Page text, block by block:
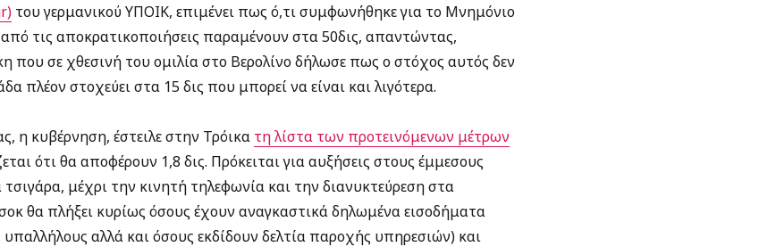
του γερμανικού ΥΠΟΙΚ, επιμένει πως ό,τι συμφωνήθηκε για το Μνημόνιο
από τις αποκρατικοποιήσεις παραμένουν στα 50δις, απαντώντας,
που σε χθεσινή του ομιλία στο Βερολίνο δήλωσε πως ο στόχος αυτός δεν
πλέον στοχεύει στα 15 δις που μπορεί να είναι και λιγότερα.
η κυβέρνηση, έστειλε στην Τρόικα τη λίστα των προτεινόμενων μέτρων
ότι θα αποφέρουν 1,8 δις. Πρόκειται για αυξήσεις στους έμμεσους
μέχρι την κινητή τηλεφωνία και την διανυκτεύρεση στα
θα πλήξει κυρίως όσους έχουν αναγκαστικά δηλωμένα εισοδήματα
αλλά και όσους εκδίδουν δελτία παροχής υπηρεσιών) και